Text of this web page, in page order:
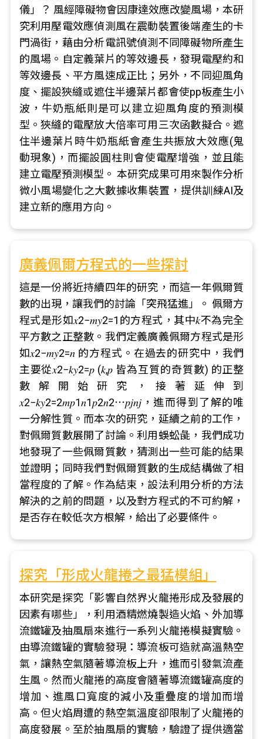
儀」？ 風經障礙物會因康達效應改變風場，本研
究利用壓電效應偵測風在震動裝置後端產生的卡
門渦街，藉由分析電訊號偵測不同障礙物所產生
的風場。自定義葉片的等效邊長，發現電壓約和
等效邊長、平方風速成正比；另外，不同迎風角
度、擺設狹縫或遮住半邊葉片都會使pp板產生小
波，牛奶瓶紙則是可以建立迎風角度的預測模
型。狹縫的電壓放大倍率可用三次函數擬合。遮
住半邊葉片時牛奶瓶紙會產生共振放大效應(鬼
動現象)，而擺設圓柱則會使電壓增強，並且能
建立電壓預測模型。 本研究成果可用來製作分析
微小風場變化之大數據收集裝置，提供訓練AI及
建立新的應用方向。
廣義佩爾方程式的一些探討
這是一份將近持續四年的研究，而這一年佩爾質
數的出現，讓我們的討論「突飛猛進」。 佩爾方
程式是形如𝑥2−𝑚𝑦2=1的方程式，其中𝑘不為完全
平方數之正整數。我們定義廣義佩爾方程式是形
如𝑥2−𝑚𝑦2=𝑛 的方程式。在過去的研究中，我們
主要從𝑥2−𝑘𝑦2=𝑝 (𝑘,𝑝 皆為互質的奇質數) 的正整
數解開始研究，接著延伸到
𝑥2−𝑘𝑦2=2𝑚𝑝1𝑛1𝑝2𝑛2⋯𝑝𝑗𝑛𝑗，進而得到了解的唯
一分解性質。而本次的研究，延續之前的工作，
對佩爾質數展開了討論。利用蜈蚣彘，我們成功
地發現了一些佩爾質數，猜測出一些可能的結果
並證明；同時我們對佩爾質數的生成結構做了相
當程度的了解。作為結束，設法利用分析的方法
解決的之前的問題，以及對方程式的不可約解，
是否存在較低次方根解，給出了必要條件。
探究「形成火龍捲之最猛模組」
本研究是探究「影響自然界火龍捲形成及發展的
因素有哪些」，利用酒精燃燒製造火焰、外加導
流鐵罐及抽風扇來進行一系列火龍捲模擬實驗。
由導流鐵罐的實驗發現：導流板可造就高溫熱空
氣，讓熱空氣隨著導流板上升，進而引發氣流產
生風。然而火龍捲的高度會隨著導流鐵罐高度的
增加、進風口寬度的減小及重疊度的增加而增
高。但火焰周遭的熱空氣溫度卻限制了火龍捲的
高度發展。至於抽風扇的實驗，驗證了提供適當